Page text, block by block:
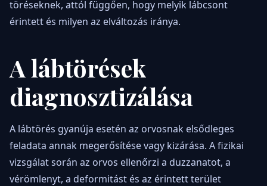
töréseknek, attól függően, hogy melyik lábcsont
érintett és milyen az elváltozás iránya.
A lábtörések
diagnosztizálása
A lábtörés gyanúja esetén az orvosnak elsődleges
feladata annak megerősítése vagy kizárása. A fizikai
vizsgálat során az orvos ellenőrzi a duzzanatot, a
vérömlenyt, a deformitást és az érintett terület